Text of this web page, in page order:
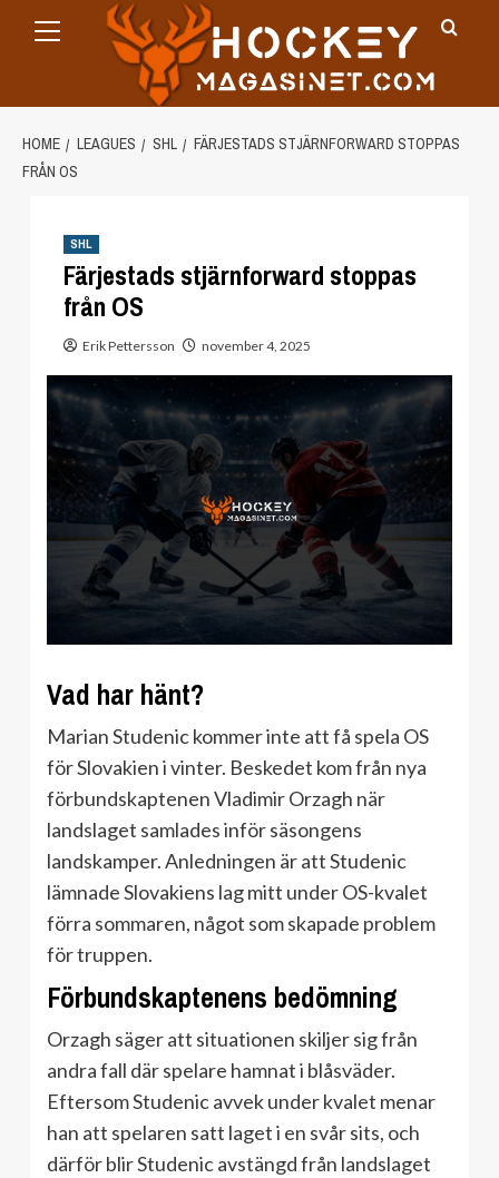
Menu
HOME LEAGUES SHL
FÄRJESTADS STJÄRNFORWARD STOPPAS
FRÅN OS
SHL
Färjestads stjärnforward stoppas
från OS
Erik Pettersson november 4, 2025
Vad har hänt?
Marian Studenic kommer inte att få spela OS
för Slovakien i vinter. Beskedet kom från nya
förbundskaptenen Vladimir Orzagh när
landslaget samlades inför säsongens
landskamper. Anledningen är att Studenic
lämnade Slovakiens lag mitt under OS-kvalet
förra sommaren, något som skapade problem
för truppen.
Förbundskaptenens bedömning
Orzagh säger att situationen skiljer sig från
andra fall där spelare hamnat i blåsväder.
Eftersom Studenic avvek under kvalet menar
han att spelaren satt laget i en svår sits, och
därför blir Studenic avstängd från landslaget